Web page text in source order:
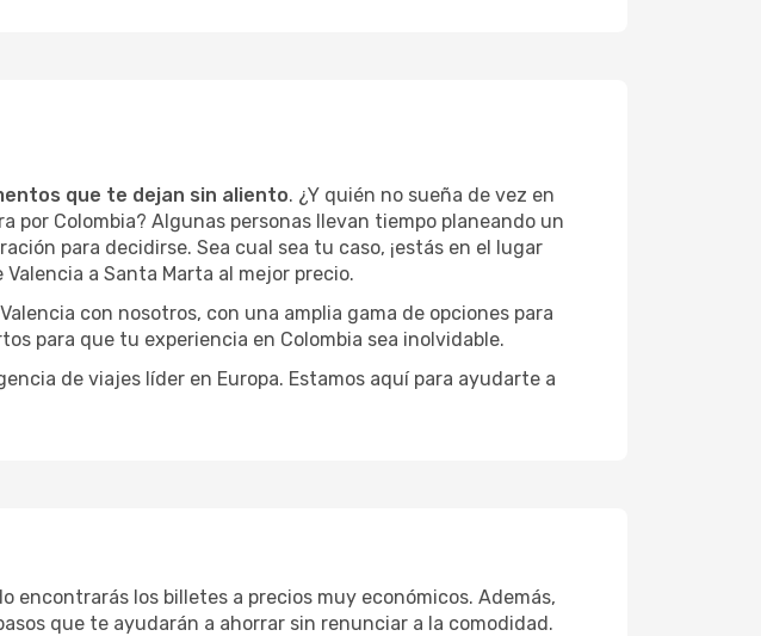
que te dejan sin aliento. ¿Y quién no sueña de vez en
Colombia? Algunas personas llevan tiempo planeando un
para decidirse. Sea cual sea tu caso, ¡estás en el lugar
a Santa Marta al mejor precio.
con nosotros, con una amplia gama de opciones para
para que tu experiencia en Colombia sea inolvidable.
de viajes líder en Europa. Estamos aquí para ayudarte a
encontrarás los billetes a precios muy económicos. Además,
que te ayudarán a ahorrar sin renunciar a la comodidad.